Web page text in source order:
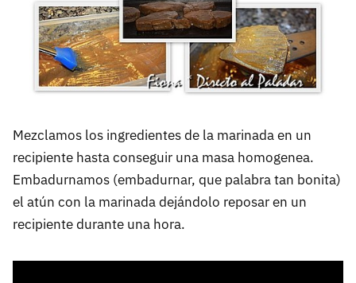
Mezclamos los ingredientes de la marinada en un
recipiente hasta conseguir una masa homogenea.
Embadurnamos (embadurnar, que palabra tan bonita)
el atún con la marinada dejándolo reposar en un
recipiente durante una hora.